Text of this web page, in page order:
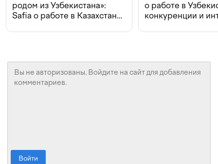
родом из Узбекистана»:
Safia о работе в Казахстане,
о работе в
конкуренции и
Войти